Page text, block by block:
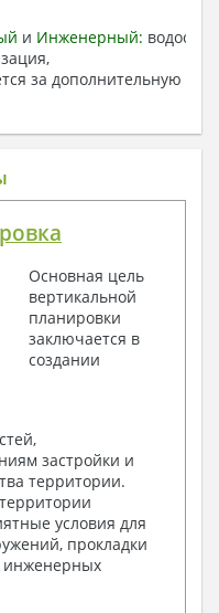
и Инженерный:
за дополнительную
планы с
отделок
сечения и
фундаментов
расположения
или Узлы
Основная цель
вертикальной
планировки
заключается в
создании
застройки и
территории.
условия для
прокладки
инженерных